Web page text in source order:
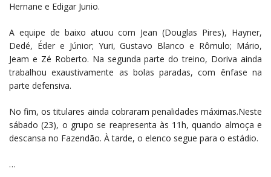
Hernane e Edigar Junio.
A equipe de baixo atuou com Jean (Douglas Pires), Hayner,
Dedé, Éder e Júnior; Yuri, Gustavo Blanco e Rômulo; Mário,
Jeam e Zé Roberto. Na segunda parte do treino, Doriva ainda
trabalhou exaustivamente as bolas paradas, com ênfase na
parte defensiva.
No fim, os titulares ainda cobraram penalidades máximas.Neste
sábado (23), o grupo se reapresenta às 11h, quando almoça e
descansa no Fazendão. À tarde, o elenco segue para o estádio.
…